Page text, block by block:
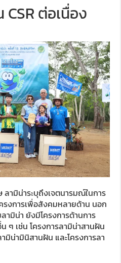
ต่อเนื่อง
ลามิน่าระบุถึงเจตนารมณ์ในการ
รงการเพื่อสังคมหลายด้าน นอก
ามิน่า ยังมีโครงการด้านการ
ๆ เช่น โครงการลามิน่าสานฝัน
ามิน่ามินิสานฝัน และโครงการลา